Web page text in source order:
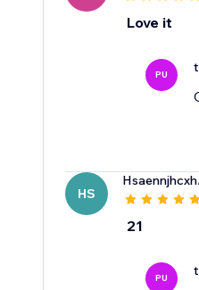
Love it
PU
HS
Hsaennjhcxh
21
PU